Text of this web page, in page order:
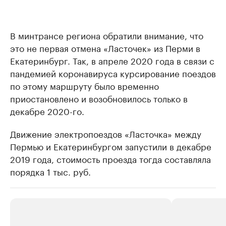
В минтрансе региона обратили внимание, что
это не первая отмена «Ласточек» из Перми в
Екатеринбург. Так, в апреле 2020 года в связи с
пандемией коронавируса курсирование поездов
по этому маршруту было временно
приостановлено и возобновилось только в
декабре 2020-го.
Движение электропоездов «Ласточка» между
Пермью и Екатеринбургом запустили в декабре
2019 года, стоимость проезда тогда составляла
порядка 1 тыс. руб.